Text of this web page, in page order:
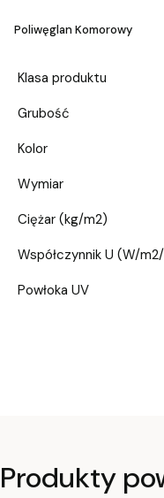
Poliwęglan Komorowy
Klasa produktu
Grubość
Kolor
Wymiar
Ciężar (kg/m2)
Współczynnik U (W/
Powłoka UV
Produkty